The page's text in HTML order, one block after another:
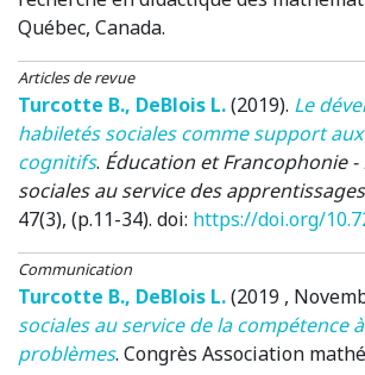
Québec, Canada.
Articles de revue
Turcotte B., DeBlois L.(2019). Le
habiletés sociales comme support
cognitifs. Éducation et Francophonie
sociales au service des
47(3), (p.11-34). doi: https://doi.org/
Communication
Turcotte B., DeBlois L.(2019 ,
sociales au service de la compétence
problèmes. Congrès Association